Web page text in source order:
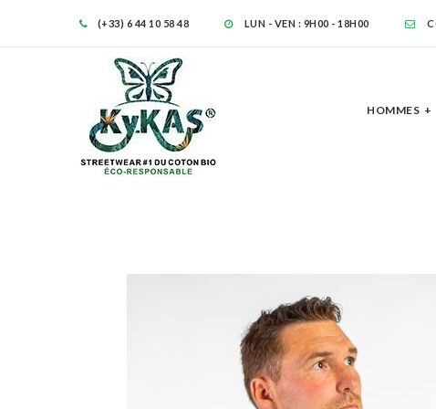
(+33) 6 44 10 58 48 LUN - VEN : 9H00 - 18H00
HOMMES